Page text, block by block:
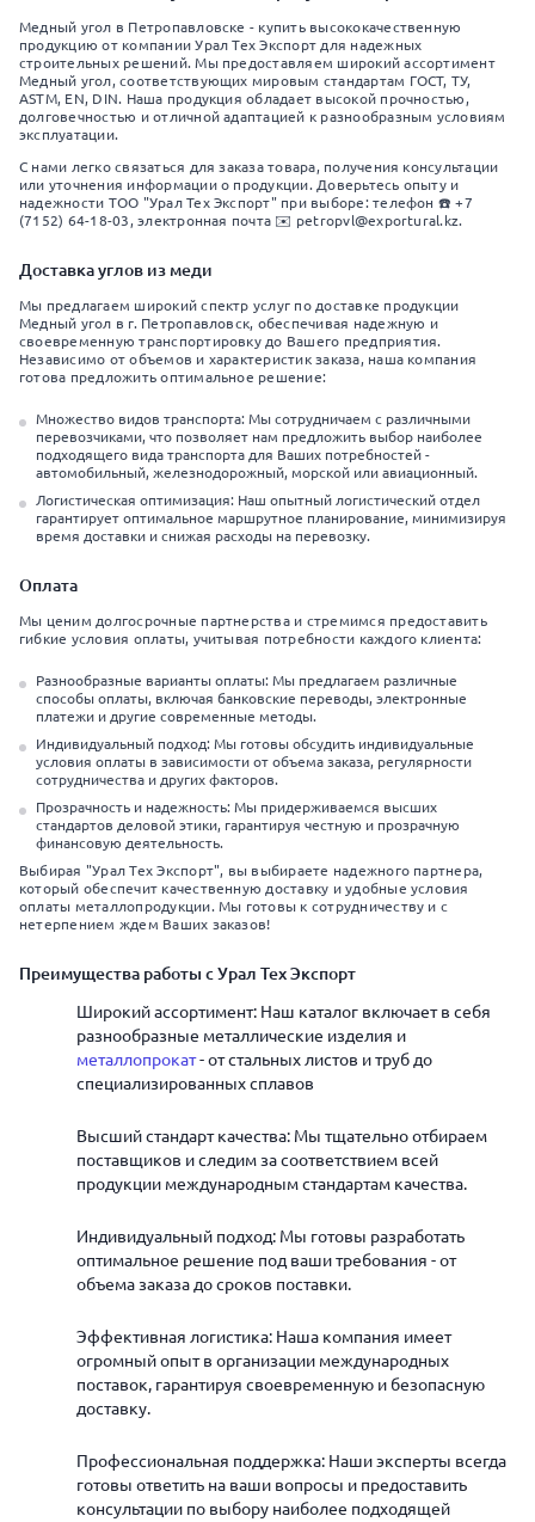
Медный угол в Петропавловске - купить высококачественную
продукцию от компании Урал Тех Экспорт для надежных
строительных решений. Мы предоставляем широкий ассортимент
Медный угол, соответствующих мировым стандартам ГОСТ, ТУ,
ASTM, EN, DIN. Наша продукция обладает высокой прочностью,
долговечностью и отличной адаптацией к разнообразным условиям
эксплуатации.
С нами легко связаться для заказа товара, получения консультации
или уточнения информации о продукции. Доверьтесь опыту и
надежности ТОО "Урал Тех Экспорт" при выборе: телефон ☎️ +7
(7152) 64-18-03, электронная почта ✉️ petropvl@exportural.kz.
Доставка углов из меди
Мы предлагаем широкий спектр услуг по доставке продукции
Медный угол в г. Петропавловск, обеспечивая надежную и
своевременную транспортировку до Вашего предприятия.
Независимо от объемов и характеристик заказа, наша компания
готова предложить оптимальное решение:
Множество видов транспорта: Мы сотрудничаем с различными
перевозчиками, что позволяет нам предложить выбор наиболее
подходящего вида транспорта для Ваших потребностей -
автомобильный, железнодорожный, морской или авиационный.
Логистическая оптимизация: Наш опытный логистический отдел
гарантирует оптимальное маршрутное планирование, минимизируя
время доставки и снижая расходы на перевозку.
Оплата
Мы ценим долгосрочные партнерства и стремимся предоставить
гибкие условия оплаты, учитывая потребности каждого клиента:
Разнообразные варианты оплаты: Мы предлагаем различные
способы оплаты, включая банковские переводы, электронные
платежи и другие современные методы.
Индивидуальный подход: Мы готовы обсудить индивидуальные
условия оплаты в зависимости от объема заказа, регулярности
сотрудничества и других факторов.
Прозрачность и надежность: Мы придерживаемся высших
стандартов деловой этики, гарантируя честную и прозрачную
финансовую деятельность.
Выбирая "Урал Тех Экспорт", вы выбираете надежного партнера,
который обеспечит качественную доставку и удобные условия
оплаты металлопродукции. Мы готовы к сотрудничеству и с
нетерпением ждем Ваших заказов!
Преимущества работы с Урал Тех Экспорт
Широкий ассортимент: Наш каталог включает в себя
разнообразные металлические изделия и
металлопрокат- от стальных листов и труб до
специализированных сплавов
Высший стандарт качества: Мы тщательно отбираем
поставщиков и следим за соответствием всей
продукции международным стандартам качества.
Индивидуальный подход: Мы готовы разработать
оптимальное решение под ваши требования - от
объема заказа до сроков поставки.
Эффективная логистика: Наша компания имеет
огромный опыт в организации международных
поставок, гарантируя своевременную и безопасную
доставку.
Профессиональная поддержка: Наши эксперты всегда
готовы ответить на ваши вопросы и предоставить
консультации по выбору наиболее подходящей